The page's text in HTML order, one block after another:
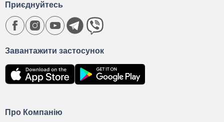
Про Компанію
Завантажити застосунок
Приєднуйтесь